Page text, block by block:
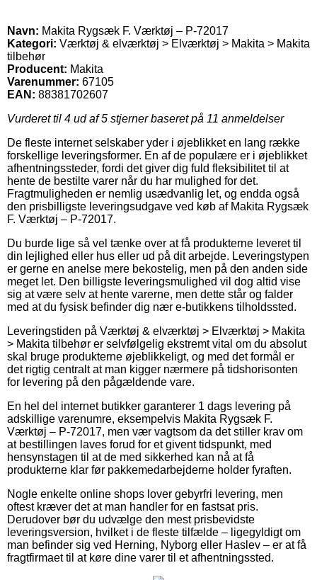
Navn: Makita Rygsæk F. Værktøj – P-72017
Kategori: Værktøj & elværktøj > Elværktøj > Makita > Makita
tilbehør
Producent: Makita
Varenummer: 67105
EAN: 88381702607
Vurderet til 4 ud af 5 stjerner baseret på 11 anmeldelser
De fleste internet selskaber yder i øjeblikket en lang række
forskellige leveringsformer. En af de populære er i øjeblikket
afhentningssteder, fordi det giver dig fuld fleksibilitet til at
hente de bestilte varer når du har mulighed for det.
Fragtmuligheden er nemlig usædvanlig let, og endda også
den prisbilligste leveringsudgave ved køb af Makita Rygsæk
F. Værktøj – P-72017.
Du burde lige så vel tænke over at få produkterne leveret til
din lejlighed eller hus eller ud på dit arbejde. Leveringstypen
er gerne en anelse mere bekostelig, men på den anden side
meget let. Den billigste leveringsmulighed vil dog altid vise
sig at være selv at hente varerne, men dette står og falder
med at du fysisk befinder dig nær e-butikkens tilholdssted.
Leveringstiden på Værktøj & elværktøj > Elværktøj > Makita
> Makita tilbehør er selvfølgelig ekstremt vital om du absolut
skal bruge produkterne øjeblikkeligt, og med det formål er
det rigtig centralt at man kigger nærmere på tidshorisonten
for levering på den pågældende vare.
En hel del internet butikker garanterer 1 dags levering på
adskillige varenumre, eksempelvis Makita Rygsæk F.
Værktøj – P-72017, men vær vagtsom da det stiller krav om
at bestillingen laves forud for et givent tidspunkt, med
hensynstagen til at de med sikkerhed kan nå at få
produkterne klar før pakkemedarbejderne holder fyraften.
Nogle enkelte online shops lover gebyrfri levering, men
oftest kræver det at man handler for en fastsat pris.
Derudover bør du udvælge den mest prisbevidste
leveringsversion, hvilket i de fleste tilfælde – ligegyldigt om
man befinder sig ved Herning, Nyborg eller Haslev – er at få
fragtfirmaet til at køre dine varer til et afhentningssted.